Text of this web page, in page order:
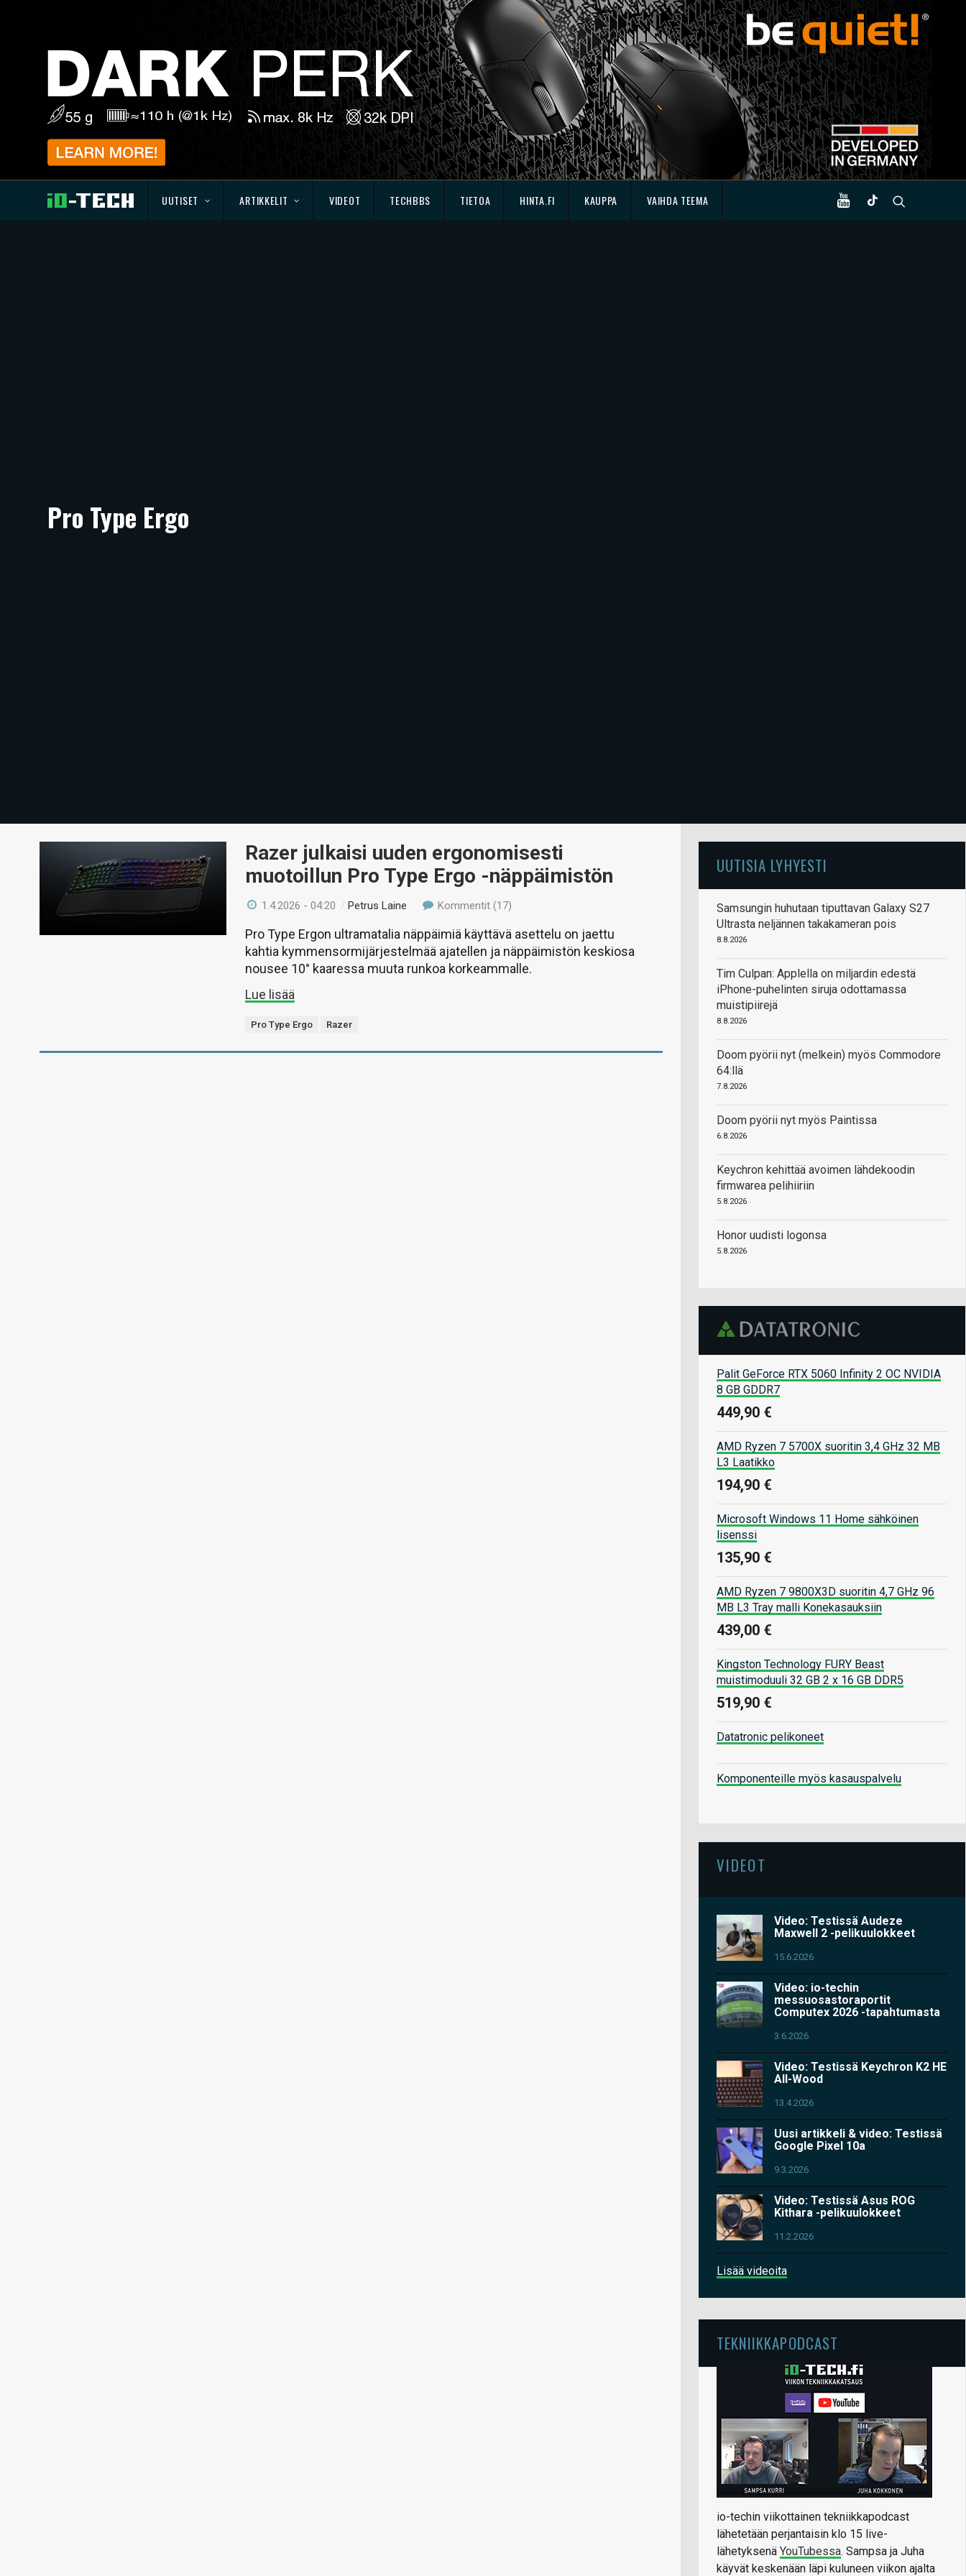
UUTISET ARTIKKELIT VIDEOT TECHBBS TIETOA HINTA.FI KAUPPA VAIHDA TEEMA
Pro Type Ergo
Razer julkaisi uuden ergonomisesti
muotoillun Pro Type Ergo -näppäimistön
1.4.2026 - 04:20 /Petrus Laine Kommentit (17)
Pro Type Ergon ultramatalia näppäimiä käyttävä asettelu on jaettu
kahtia kymmensormijärjestelmää ajatellen ja näppäimistön keskiosa
nousee 10° kaaressa muuta runkoa korkeammalle.
Lue lisää
Pro Type Ergo Razer
UUTISIA LYHYESTI
Samsungin huhutaan tiputtavan Galaxy S27
Ultrasta neljännen takakameran pois
8.8.2026
Tim Culpan: Applella on miljardin edestä
iPhone-puhelinten siruja odottamassa
muistipiirejä
8.8.2026
Doom pyörii nyt (melkein) myös Commodore
64:llä
7.8.2026
Doom pyörii nyt myös Paintissa
6.8.2026
Keychron kehittää avoimen lähdekoodin
firmwarea pelihiiriin
5.8.2026
Honor uudisti logonsa
5.8.2026
Palit GeForce RTX 5060 Infinity 2 OC NVIDIA
8 GB GDDR7
449,90 €
AMD Ryzen 7 5700X suoritin 3,4 GHz 32 MB
L3 Laatikko
194,90 €
Microsoft Windows 11 Home sähköinen
lisenssi
135,90 €
AMD Ryzen 7 9800X3D suoritin 4,7 GHz 96
MB L3 Tray malli Konekasauksiin
439,00 €
Kingston Technology FURY Beast
muistimoduuli 32 GB 2 x 16 GB DDR5
519,90 €
Datatronic pelikoneet
Komponenteille myös kasauspalvelu
VIDEOT
Video: Testissä Audeze
Maxwell 2 -pelikuulokkeet
15.6.2026
Video: io-techin
messuosastoraportit
Computex 2026 -tapahtumasta
3.6.2026
Video: Testissä Keychron K2 HE
All-Wood
13.4.2026
Uusi artikkeli & video: Testissä
Google Pixel 10a
9.3.2026
Video: Testissä Asus ROG
Kithara -pelikuulokkeet
11.2.2026
Lisää videoita
TEKNIIKKAPODCAST
io-techin viikottainen tekniikkapodcast
lähetetään perjantaisin klo 15 live-
lähetyksenä YouTubessa. Sampsa ja Juha
käyvät keskenään läpi kuluneen viikon ajalta